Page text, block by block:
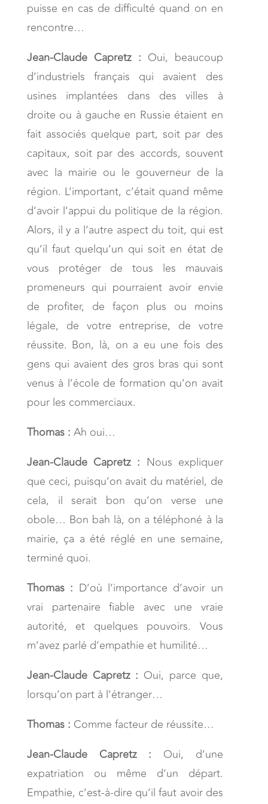
puisse en cas de difficulté quand on en
rencontre…
Jean-Claude Capretz : Oui, beaucoup
d’industriels français qui avaient des
usines implantées dans des villes à
droite ou à gauche en Russie étaient en
fait associés quelque part, soit par des
capitaux, soit par des accords, souvent
avec la mairie ou le gouverneur de la
région. L’important, c’était quand même
d’avoir l’appui du politique de la région.
Alors, il y a l’autre aspect du toit, qui est
qu’il faut quelqu’un qui soit en état de
vous protéger de tous les mauvais
promeneurs qui pourraient avoir envie
de profiter, de façon plus ou moins
légale, de votre entreprise, de votre
réussite. Bon, là, on a eu une fois des
gens qui avaient des gros bras qui sont
venus à l’école de formation qu’on avait
pour les commerciaux.
Thomas : Ah oui…
Jean-Claude Capretz : Nous expliquer
que ceci, puisqu’on avait du matériel, de
cela, il serait bon qu’on verse une
obole… Bon bah là, on a téléphoné à la
mairie, ça a été réglé en une semaine,
terminé quoi.
Thomas : D’où l’importance d’avoir un
vrai partenaire fiable avec une vraie
autorité, et quelques pouvoirs. Vous
m’avez parlé d’empathie et humilité…
Jean-Claude Capretz : Oui, parce que,
lorsqu’on part à l’étranger…
Thomas : Comme facteur de réussite…
Jean-Claude Capretz : Oui, d’une
expatriation ou même d’un départ.
Empathie, c’est-à-dire qu’il faut avoir des